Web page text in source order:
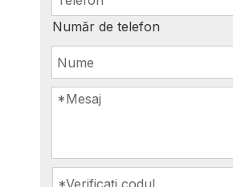
Număr de telefon